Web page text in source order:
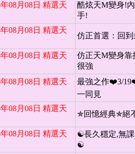
08月08日 精選天
酷炫天M變身!
手!
08月08日 精選天
仿正首選：回
08月08日 精選天
仿正天M變身靠
很強
08月08日 精選天
最強之作❤️3/
一同見
08月08日 精選天
✯回憶經典✯絕
08月08日 精選天
☯長久穩定,無
☯